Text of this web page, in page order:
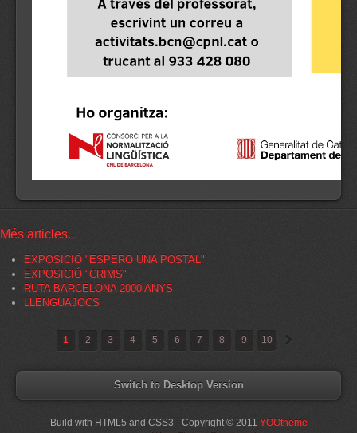
Més articles...
EXPOSICIÓ "ESPERO UNA POSTAL"
EXPOSICIÓ "CRIMS"
RUTA BARCELONA 2000 ANYS
LLENGUAJOCS
1 2 3 4 5 6 7 8 9 10
Switch to Desktop Version
Build with HTML5 and CSS3 - Copyright © 2011 YOOtheme